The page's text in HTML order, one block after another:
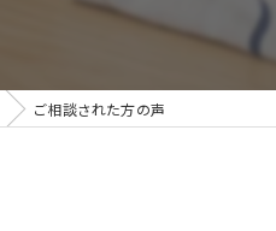
ご相談された方の声